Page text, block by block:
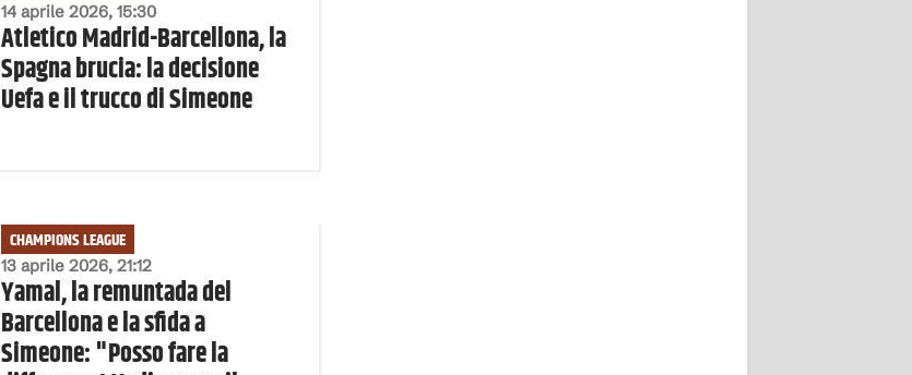
14 aprile 2026, 15:30
Atletico Madrid-Barcellona, la
Spagna brucia: la decisione
Uefa e il trucco di Simeone
13 aprile 2026, 21:12
CHAMPIONS LEAGUE
Yamal, la remuntada del
Barcellona e la sfida a
Simeone: "Posso fare la